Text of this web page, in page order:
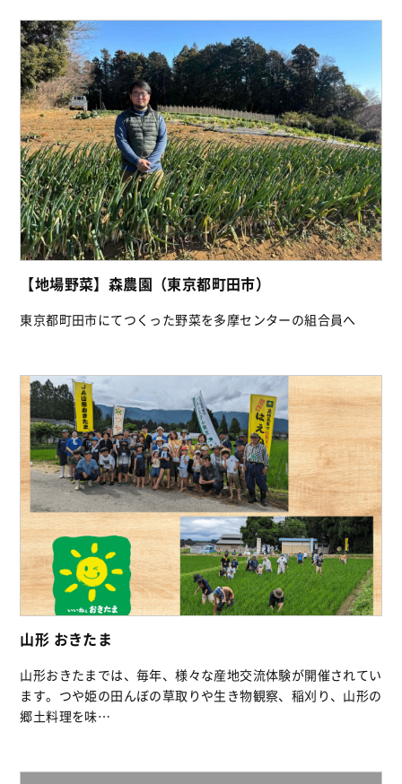
【地場野菜】森農園（東京都町田市）
東京都町田市にてつくった野菜を多摩センターの組合員へ
山形 おきたま
山形おきたまでは、毎年、様々な産地交流体験が開催されてい
ます。つや姫の田んぼの草取りや生き物観察、稲刈り、山形の
郷土料理を味…